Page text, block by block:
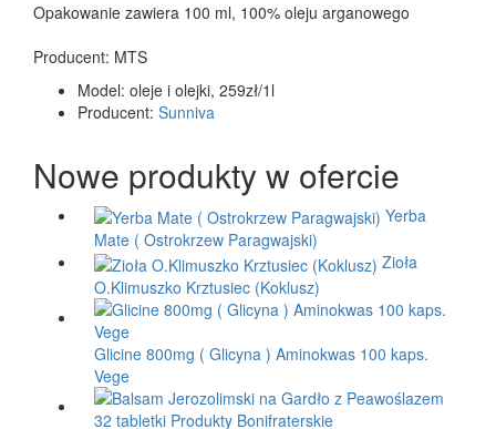
Opakowanie zawiera 100 ml, 100% oleju arganowego
Producent: MTS
Model: oleje i olejki, 259zł/1l
Producent: Sunniva
Nowe produkty w ofercie
Yerba
Mate ( Ostrokrzew Paragwajski)
Zioła
O.Klimuszko Krztusiec (Koklusz)
Glicine 800mg ( Glicyna ) Aminokwas 100 kaps.
Vege